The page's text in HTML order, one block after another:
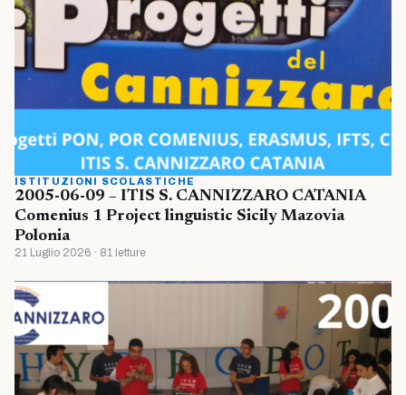
ISTITUZIONI SCOLASTICHE
2005-06-09 – ITIS S. CANNIZZARO CATANIA
Comenius 1 Project linguistic Sicily Mazovia
Polonia
21 Luglio 2026 · 81 letture